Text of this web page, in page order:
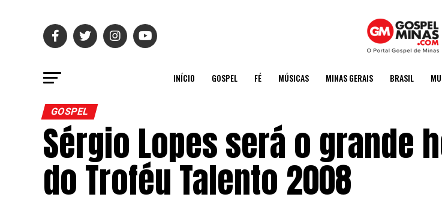
INÍCIO GOSPEL FÉ MÚSICAS MINAS GERAIS BRASIL
GOSPEL
Sérgio Lopes será o grande
do Troféu Talento 2008